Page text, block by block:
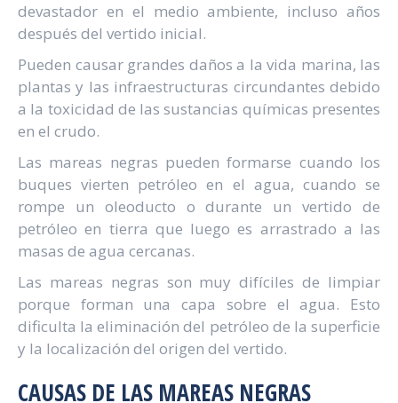
devastador en el medio ambiente, incluso años
después del vertido inicial.
Pueden causar grandes daños a la vida marina, las
plantas y las infraestructuras circundantes debido
a la toxicidad de las sustancias químicas presentes
en el crudo.
Las mareas negras pueden formarse cuando los
buques vierten petróleo en el agua, cuando se
rompe un oleoducto o durante un vertido de
petróleo en tierra que luego es arrastrado a las
masas de agua cercanas.
Las mareas negras son muy difíciles de limpiar
porque forman una capa sobre el agua. Esto
dificulta la eliminación del petróleo de la superficie
y la localización del origen del vertido.
CAUSAS DE LAS MAREAS NEGRAS